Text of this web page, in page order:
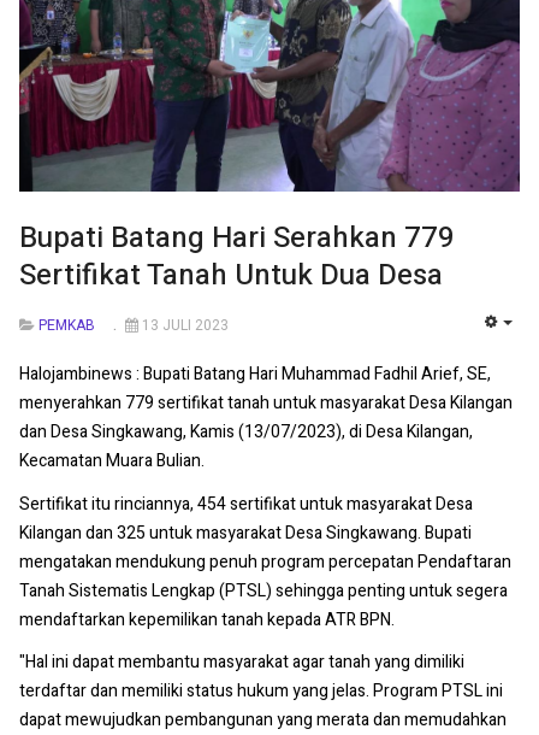
Bupati Batang Hari Serahkan 779
Sertifikat Tanah Untuk Dua Desa
PEMKAB 13 JULI 2023
Halojambinews : Bupati Batang Hari Muhammad Fadhil Arief, SE,
menyerahkan 779 sertifikat tanah untuk masyarakat Desa Kilangan
dan Desa Singkawang, Kamis (13/07/2023), di Desa Kilangan,
Kecamatan Muara Bulian.
Sertifikat itu rinciannya, 454 sertifikat untuk masyarakat Desa
Kilangan dan 325 untuk masyarakat Desa Singkawang. Bupati
mengatakan mendukung penuh program percepatan Pendaftaran
Tanah Sistematis Lengkap (PTSL) sehingga penting untuk segera
mendaftarkan kepemilikan tanah kepada ATR BPN.
"Hal ini dapat membantu masyarakat agar tanah yang dimiliki
terdaftar dan memiliki status hukum yang jelas. Program PTSL ini
dapat mewujudkan pembangunan yang merata dan memudahkan